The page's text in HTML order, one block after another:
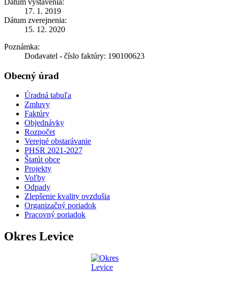
17. 1. 2019
Dátum zverejnenia:
15. 12. 2020
Poznámka:
Dodavatel - číslo faktúry: 190100623
Obecný úrad
Úradná tabuľa
Zmluvy
Faktúry
Objednávky
Rozpočet
Verejné obstarávanie
PHSR 2021-2027
Štatút obce
Projekty
Voľby
Odpady
Zlepšenie kvality ovzdušia
Organizačný poriadok
Pracovný poriadok
Okres Levice